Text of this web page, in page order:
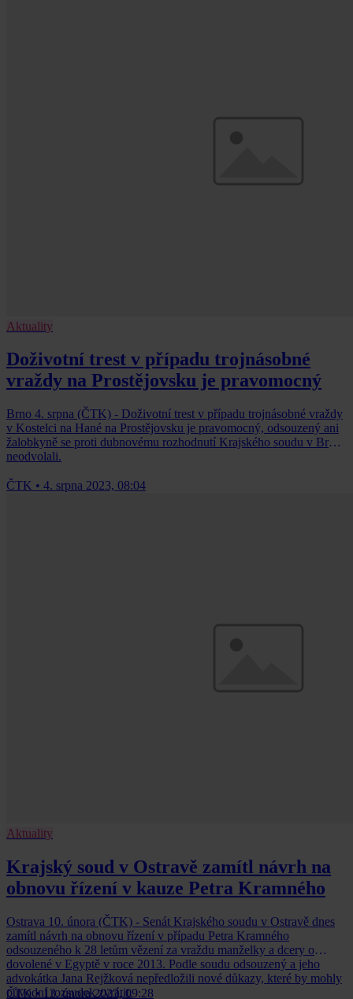
Aktuality
Doživotní trest v případu trojnásobné
vraždy na Prostějovsku je pravomocný
Brno 4. srpna (ČTK) - Doživotní trest v případu trojnásobné vraždy
v Kostelci na Hané na Prostějovsku je pravomocný, odsouzený ani
žalobkyně se proti dubnovému rozhodnutí Krajského soudu v Brně
neodvolali.
ČTK • 4. srpna 2023, 08:04
Aktuality
Krajský soud v Ostravě zamítl návrh na
obnovu řízení v kauze Petra Kramného
Ostrava 10. února (ČTK) - Senát Krajského soudu v Ostravě dnes
zamítl návrh na obnovu řízení v případu Petra Kramného
odsouzeného k 28 letům vězení za vraždu manželky a dcery o
dovolené v Egyptě v roce 2013. Podle soudu odsouzený a jeho
advokátka Jana Rejžková nepředložili nové důkazy, které by mohly
původní rozsudek zvrátit.
ČTK • 13. února 2023, 09:28